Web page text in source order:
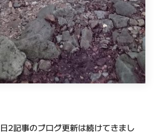
2記事のブログ更新は続けてきまし